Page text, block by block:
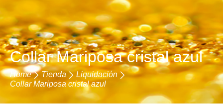
Collar Mariposa cristal azul
Home Tienda
Liquidación
Collar Mariposa cristal azul